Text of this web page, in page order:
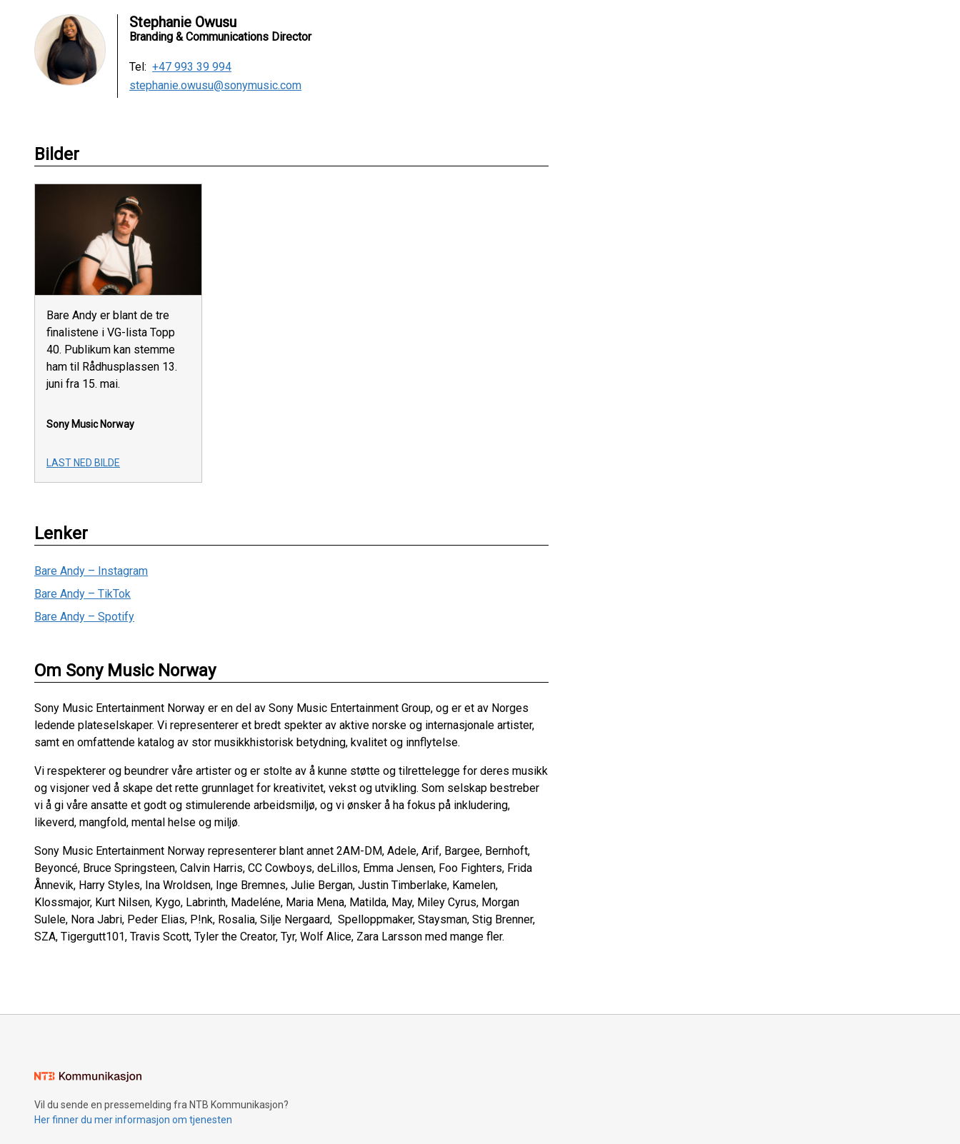
Stephanie Owusu
Branding & Communications Director
Tel: +47 993 39 994
stephanie.owusu@sonymusic.com
Bilder
Bare Andy er blant de tre
finalistene i VG-lista Topp
40. Publikum kan stemme
ham til Rådhusplassen 13.
juni fra 15. mai.
Sony Music Norway
LAST NED BILDE
Lenker
Bare Andy – Instagram
Bare Andy – TikTok
Bare Andy – Spotify
Om Sony Music Norway
Sony Music Entertainment Norway er en del av Sony Music Entertainment Group, og er et av Norges
ledende plateselskaper. Vi representerer et bredt spekter av aktive norske og internasjonale artister,
samt en omfattende katalog av stor musikkhistorisk betydning, kvalitet og innflytelse.
Vi respekterer og beundrer våre artister og er stolte av å kunne støtte og tilrettelegge for deres musikk
og visjoner ved å skape det rette grunnlaget for kreativitet, vekst og utvikling. Som selskap bestreber
vi å gi våre ansatte et godt og stimulerende arbeidsmiljø, og vi ønsker å ha fokus på inkludering,
likeverd, mangfold, mental helse og miljø.
Sony Music Entertainment Norway representerer blant annet 2AM-DM, Adele, Arif, Bargee, Bernhoft,
Beyoncé, Bruce Springsteen, Calvin Harris, CC Cowboys, deLillos, Emma Jensen, Foo Fighters, Frida
Ånnevik, Harry Styles, Ina Wroldsen, Inge Bremnes, Julie Bergan, Justin Timberlake, Kamelen,
Klossmajor, Kurt Nilsen, Kygo, Labrinth, Madeléne, Maria Mena, Matilda, May, Miley Cyrus, Morgan
Sulele, Nora Jabri, Peder Elias, P!nk, Rosalia, Silje Nergaard, Spelloppmaker, Staysman, Stig Brenner,
SZA, Tigergutt101, Travis Scott, Tyler the Creator, Tyr, Wolf Alice, Zara Larsson med mange fler.
Vil du sende en pressemelding fra NTB Kommunikasjon?
Her finner du mer informasjon om tjenesten